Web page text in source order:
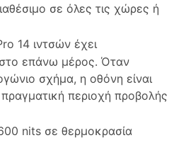
σε όλες τις χώρες ή
14 ιντσών έχει
επάνω μέρος. Όταν
σχήμα, η οθόνη είναι
περιοχή προβολής
nits σε θερμοκρασία